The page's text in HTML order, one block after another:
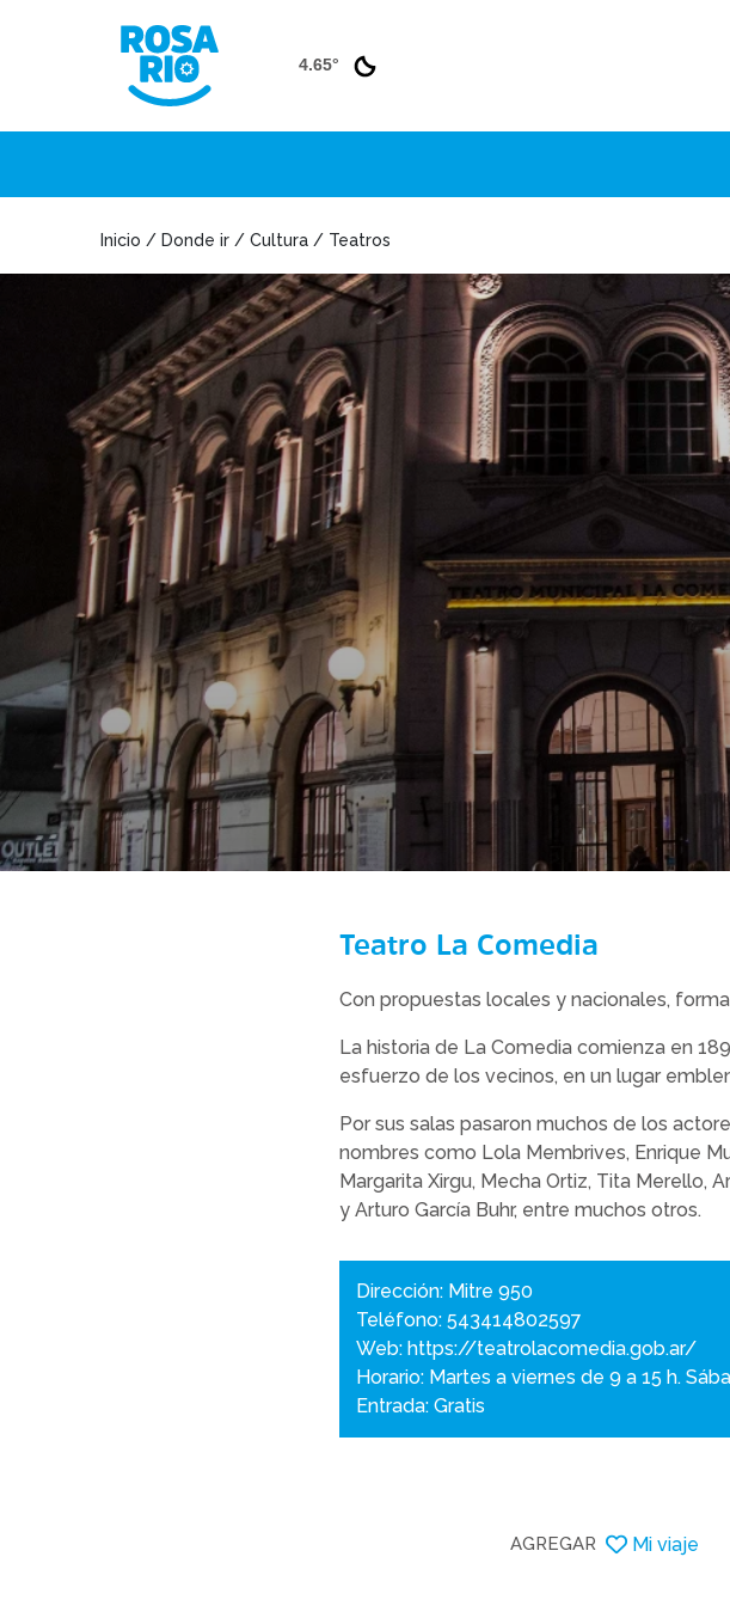
4.65°
Inicio / Donde ir / Cultura / Teatros
Teatro La Comedia
Con propuestas locales y nacionales,
La historia de La Comedia comienza en
esfuerzo de los vecinos, en un lugar
Por sus salas pasaron muchos de los
nombres como Lola Membrives, Enrique
Margarita Xirgu, Mecha Ortiz, Tita Merello,
y Arturo García Buhr, entre muchos otros.
Dirección: Mitre 950
Teléfono: 543414802597
Web: https://teatrolacomedia.gob.ar/
Horario: Martes a viernes de 9 a 15 h.
Entrada: Gratis
AGREGAR Mi viaje